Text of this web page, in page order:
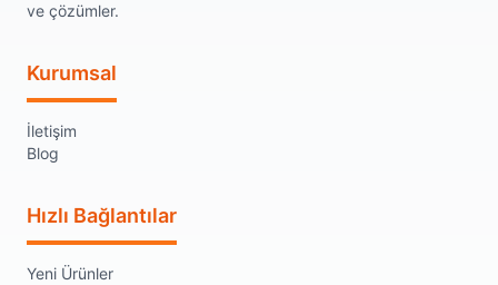
ve çözümler.
Kurumsal
İletişim
Blog
Hızlı Bağlantılar
Yeni Ürünler